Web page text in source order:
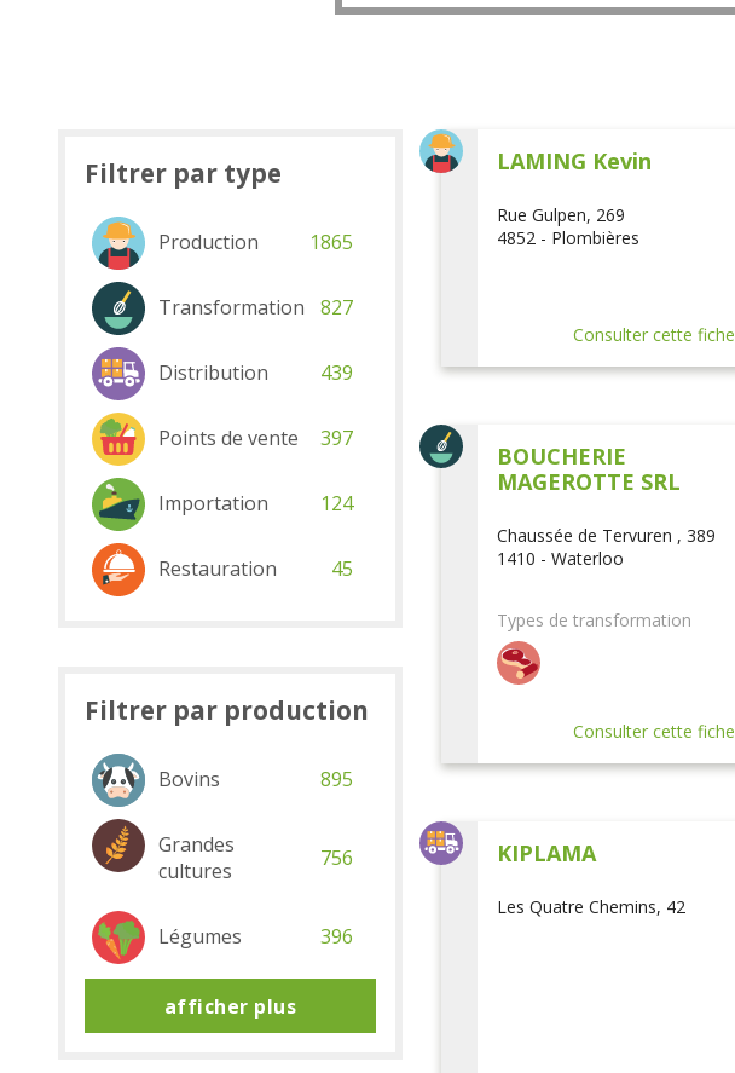
LAMING Kevin
Rue Gulpen, 269
4852 - Plombières
Consulter cette fiche
BOUCHERIE
MAGEROTTE SRL
Chaussée de Tervuren , 389
1410 - Waterloo
Types de transformation
Consulter cette fiche
KIPLAMA
Les Quatre Chemins, 42
Filtrer par type
Production 1865
Transformation 827
Distribution 439
Points de vente 397
Importation 124
Restauration 45
Filtrer par production
Bovins 895
Grandes
cultures
756
Légumes 396
afficher plus